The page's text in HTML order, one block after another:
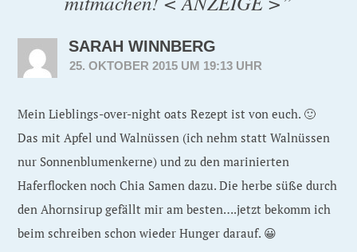
SARAH WINNBERG
25. OKTOBER 2015 UM 19:13 UHR
Mein Lieblings-over-night oats Rezept ist von euch. 🙂
Das mit Apfel und Walnüssen (ich nehm statt Walnüssen
nur Sonnenblumenkerne) und zu den marinierten
Haferflocken noch Chia Samen dazu. Die herbe süße durch
den Ahornsirup gefällt mir am besten….jetzt bekomm ich
beim schreiben schon wieder Hunger darauf. 😀